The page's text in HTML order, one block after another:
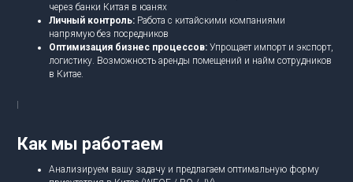
через банки Китая в юанях
Личный контроль: Работа с китайскими компаниями
напрямую без посредников
Оптимизация бизнес процессов:Упрощает импорт и экспорт,
логистику. Возможность аренды помещений и найм сотрудников
в Китае.
Как мы работаем
Анализируем вашу задачу и предлагаем оптимальную форму